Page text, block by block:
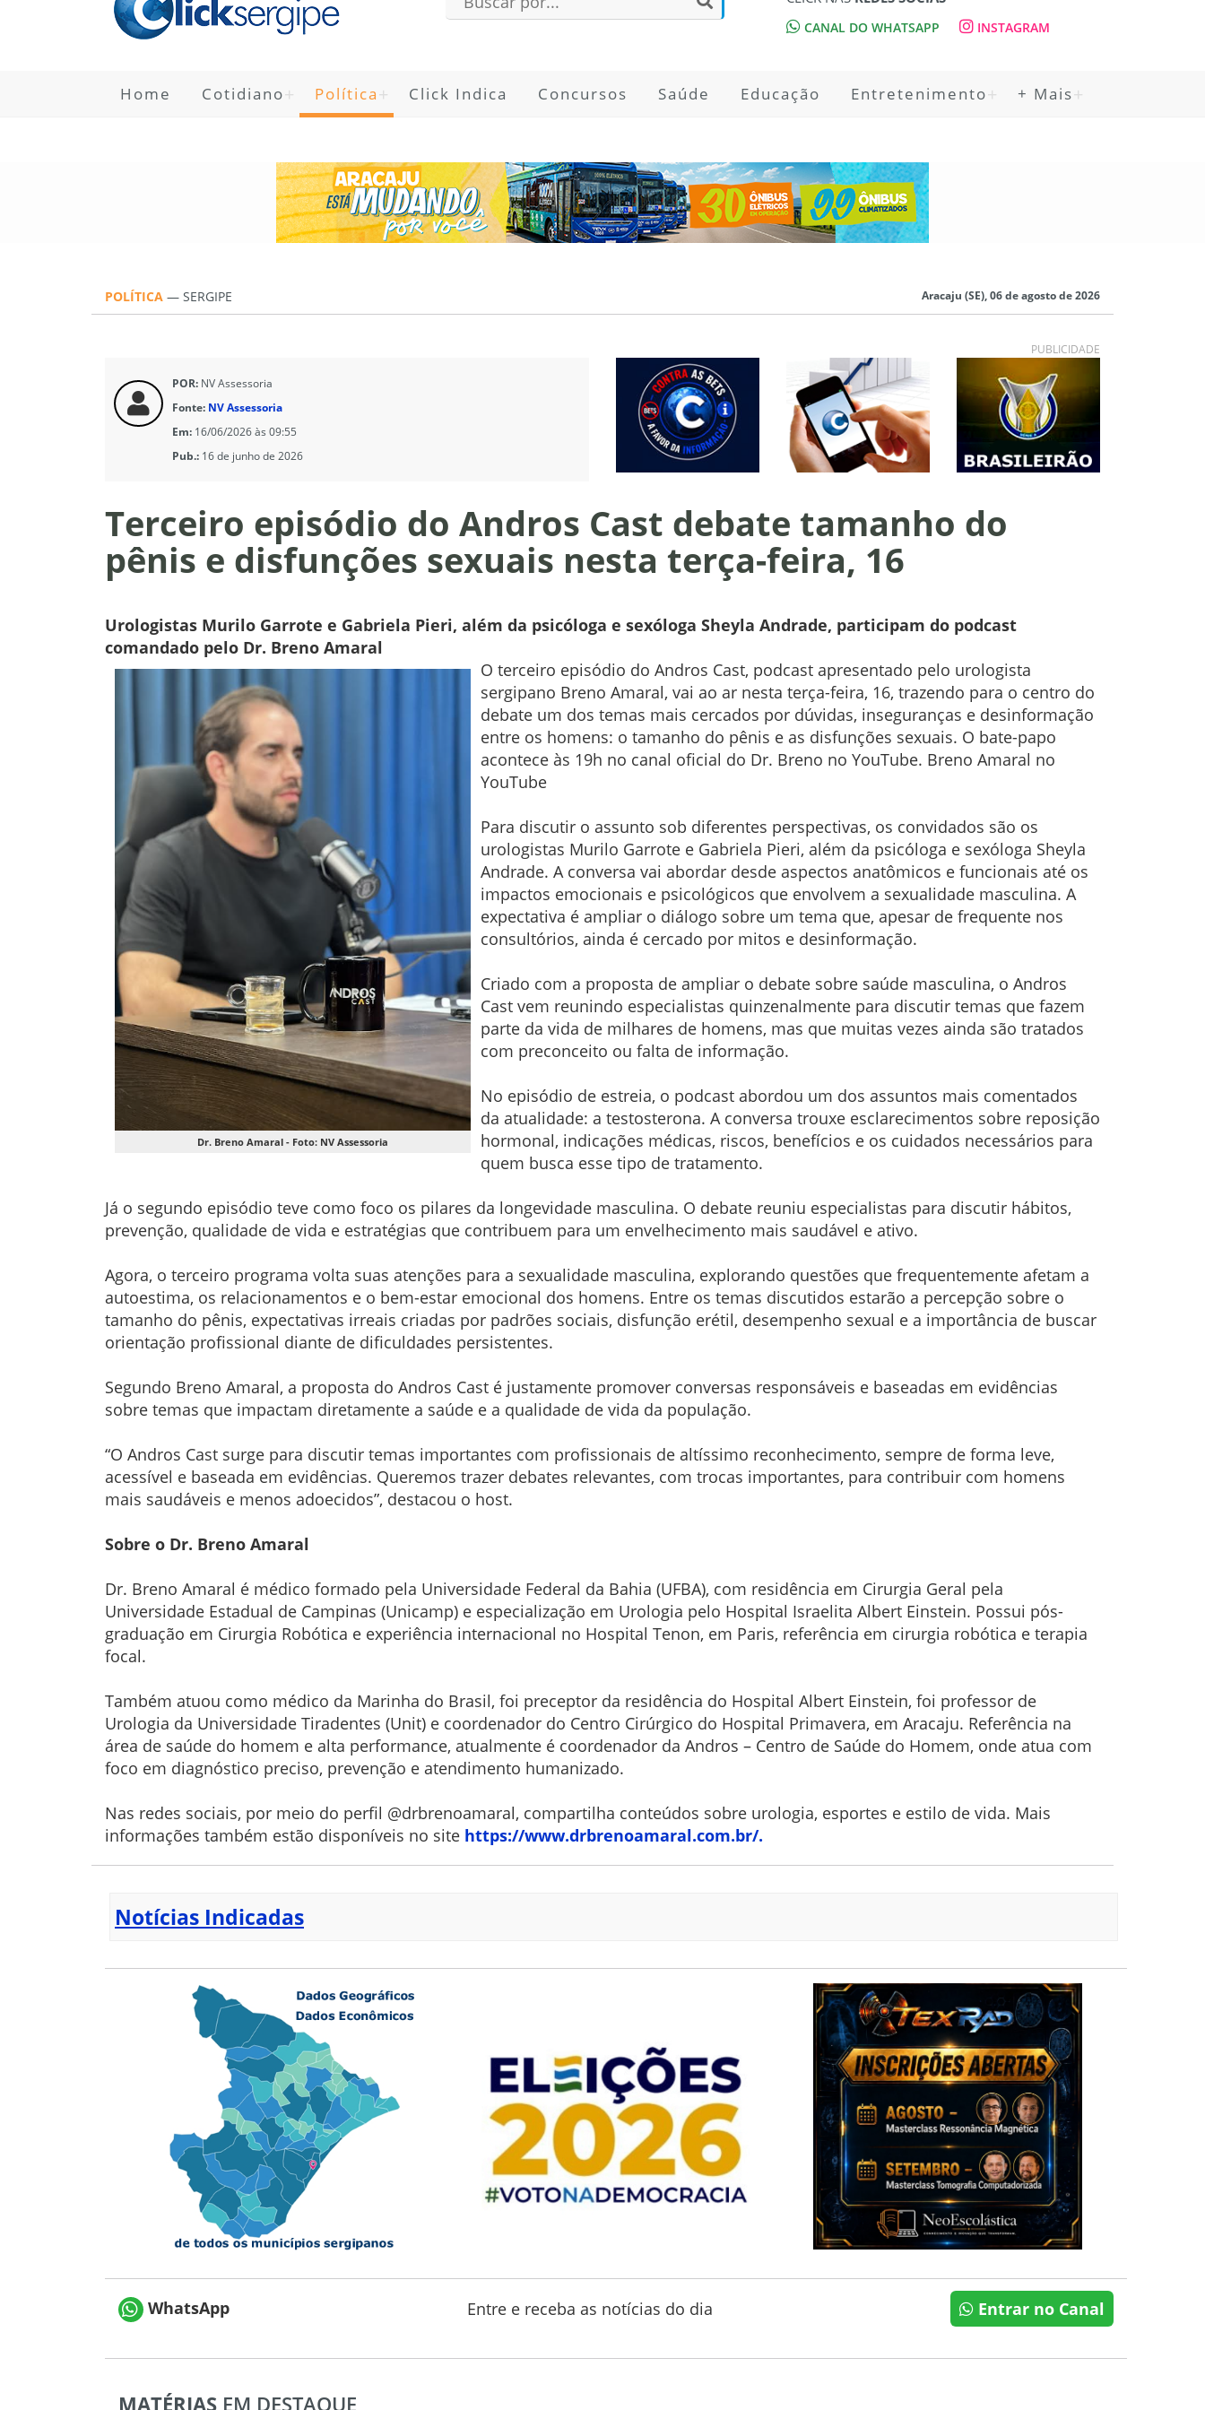
CANAL DO WHATSAPP INSTAGRAM
Home Cotidiano Política Click Indica Concursos Saúde Educação Entretenimento + Mais
POLÍTICA — SERGIPE Aracaju (SE), 06 de agosto de 2026
PUBLICIDADE
POR: NV Assessoria
Fonte: NV Assessoria
Em: 16/06/2026 às 09:55
Pub.: 16 de junho de 2026
Terceiro episódio do Andros Cast debate tamanho do
pênis e disfunções sexuais nesta terça-feira, 16
Urologistas Murilo Garrote e Gabriela Pieri, além da psicóloga e sexóloga Sheyla Andrade, participam do podcast
comandado pelo Dr. Breno Amaral
Dr. Breno Amaral - Foto: NV Assessoria
O terceiro episódio do Andros Cast, podcast apresentado pelo urologista
sergipano Breno Amaral, vai ao ar nesta terça-feira, 16, trazendo para o centro do
debate um dos temas mais cercados por dúvidas, inseguranças e desinformação
entre os homens: o tamanho do pênis e as disfunções sexuais. O bate-papo
acontece às 19h no canal oficial do Dr. Breno no YouTube. Breno Amaral no
YouTube
Para discutir o assunto sob diferentes perspectivas, os convidados são os
urologistas Murilo Garrote e Gabriela Pieri, além da psicóloga e sexóloga Sheyla
Andrade. A conversa vai abordar desde aspectos anatômicos e funcionais até os
impactos emocionais e psicológicos que envolvem a sexualidade masculina. A
expectativa é ampliar o diálogo sobre um tema que, apesar de frequente nos
consultórios, ainda é cercado por mitos e desinformação.
Criado com a proposta de ampliar o debate sobre saúde masculina, o Andros
Cast vem reunindo especialistas quinzenalmente para discutir temas que fazem
parte da vida de milhares de homens, mas que muitas vezes ainda são tratados
com preconceito ou falta de informação.
No episódio de estreia, o podcast abordou um dos assuntos mais comentados
da atualidade: a testosterona. A conversa trouxe esclarecimentos sobre reposição
hormonal, indicações médicas, riscos, benefícios e os cuidados necessários para
quem busca esse tipo de tratamento.
Já o segundo episódio teve como foco os pilares da longevidade masculina. O debate reuniu especialistas para discutir hábitos,
prevenção, qualidade de vida e estratégias que contribuem para um envelhecimento mais saudável e ativo.
Agora, o terceiro programa volta suas atenções para a sexualidade masculina, explorando questões que frequentemente afetam a
autoestima, os relacionamentos e o bem-estar emocional dos homens. Entre os temas discutidos estarão a percepção sobre o
tamanho do pênis, expectativas irreais criadas por padrões sociais, disfunção erétil, desempenho sexual e a importância de buscar
orientação profissional diante de dificuldades persistentes.
Segundo Breno Amaral, a proposta do Andros Cast é justamente promover conversas responsáveis e baseadas em evidências
sobre temas que impactam diretamente a saúde e a qualidade de vida da população.
“O Andros Cast surge para discutir temas importantes com profissionais de altíssimo reconhecimento, sempre de forma leve,
acessível e baseada em evidências. Queremos trazer debates relevantes, com trocas importantes, para contribuir com homens
mais saudáveis e menos adoecidos”, destacou o host.
Sobre o Dr. Breno Amaral
Dr. Breno Amaral é médico formado pela Universidade Federal da Bahia (UFBA), com residência em Cirurgia Geral pela
Universidade Estadual de Campinas (Unicamp) e especialização em Urologia pelo Hospital Israelita Albert Einstein. Possui pós-
graduação em Cirurgia Robótica e experiência internacional no Hospital Tenon, em Paris, referência em cirurgia robótica e terapia
focal.
Também atuou como médico da Marinha do Brasil, foi preceptor da residência do Hospital Albert Einstein, foi professor de
Urologia da Universidade Tiradentes (Unit) e coordenador do Centro Cirúrgico do Hospital Primavera, em Aracaju. Referência na
área de saúde do homem e alta performance, atualmente é coordenador da Andros – Centro de Saúde do Homem, onde atua com
foco em diagnóstico preciso, prevenção e atendimento humanizado.
Nas redes sociais, por meio do perfil @drbrenoamaral, compartilha conteúdos sobre urologia, esportes e estilo de vida. Mais
informações também estão disponíveis no site https://www.drbrenoamaral.com.br/.
Notícias Indicadas
WhatsApp Entre e receba as notícias do dia Entrar no Canal
MATÉRIAS EM DESTAQUE